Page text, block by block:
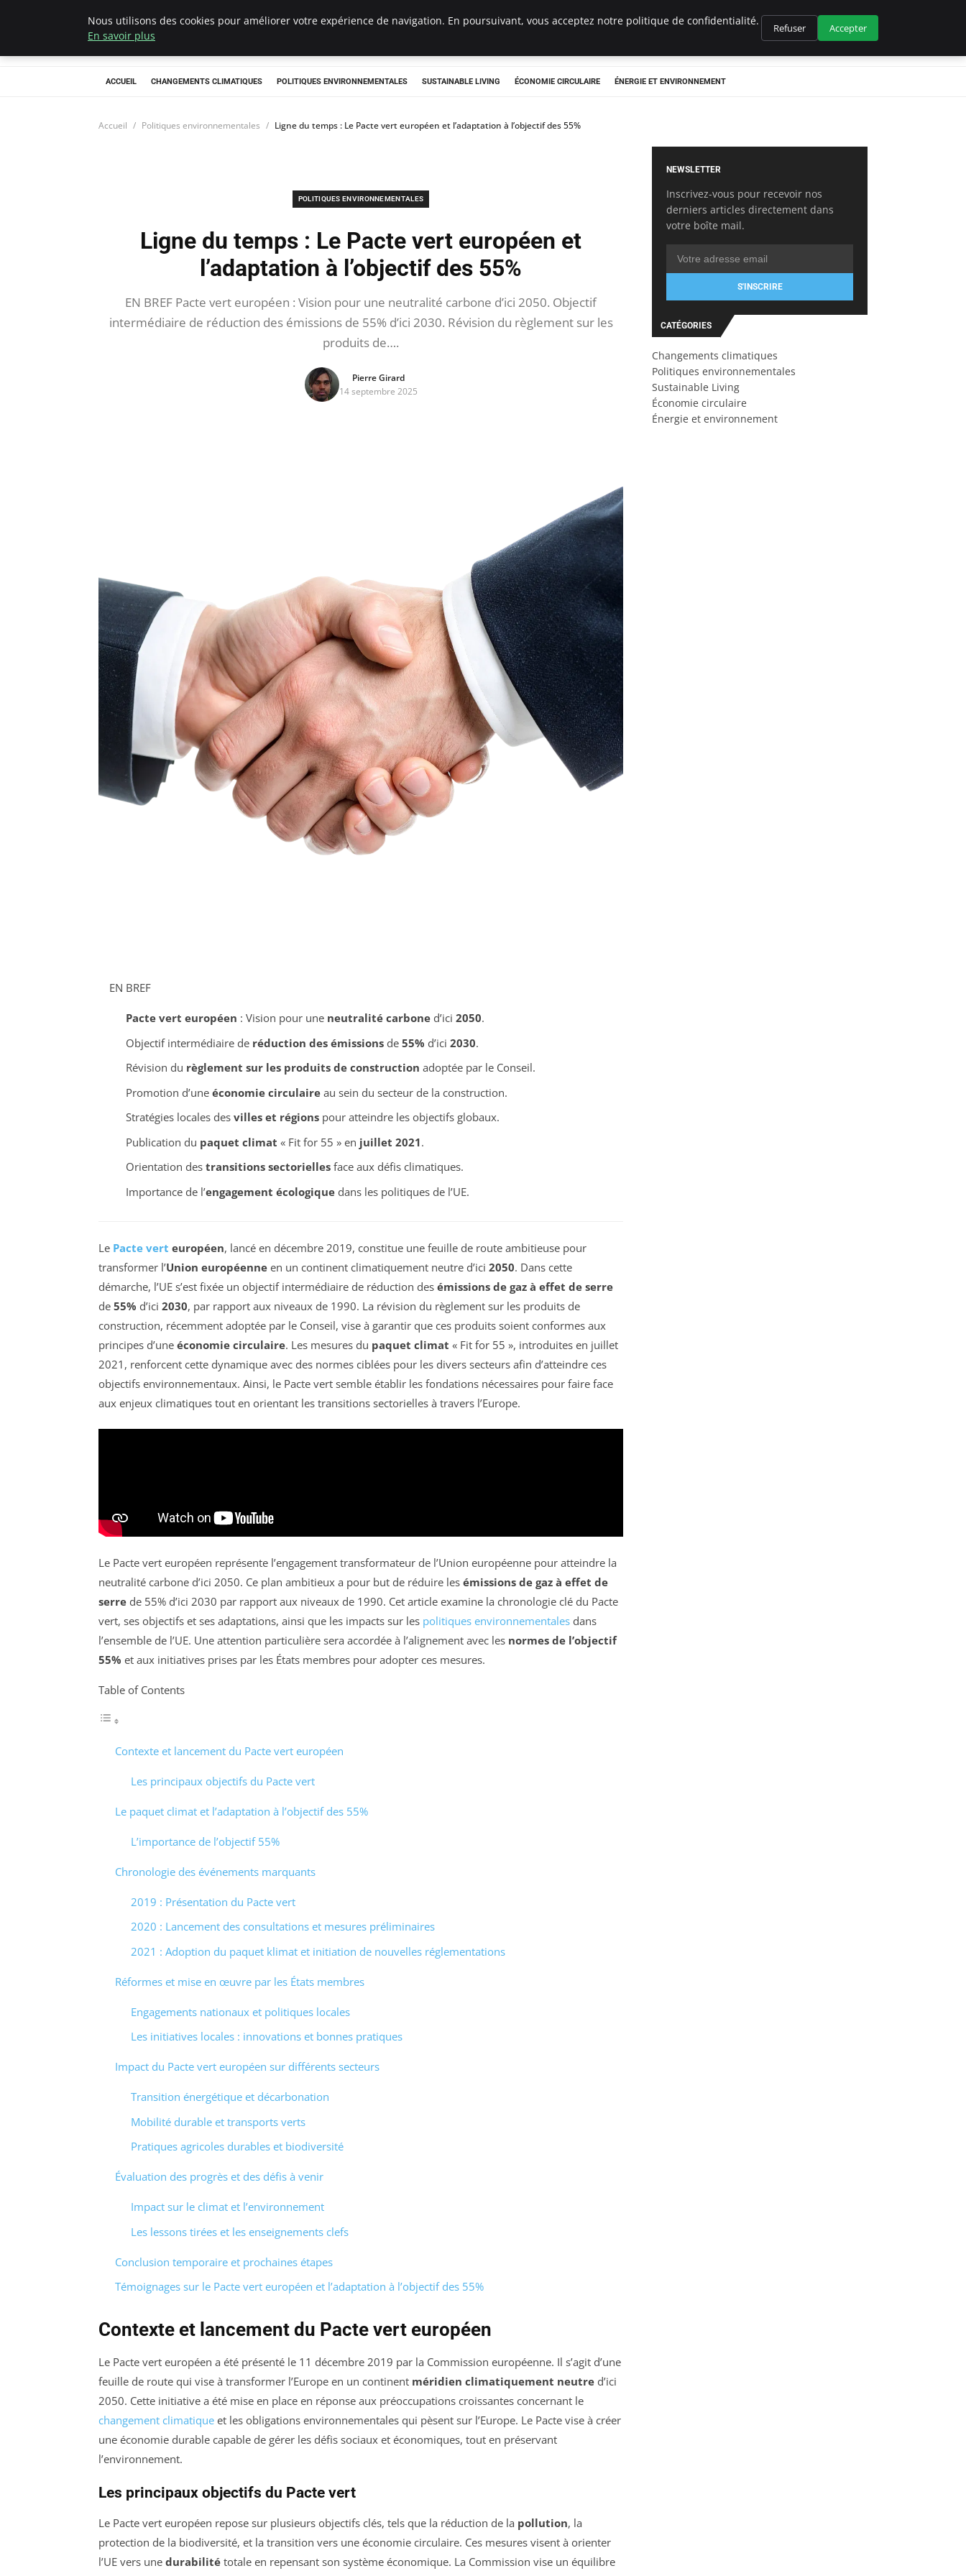
Climategatecountryclub.com
ACCUEIL CHANGEMENTS CLIMATIQUES POLITIQUES ENVIRONNEMENTALES SUSTAINABLE LIVING ÉCONOMIE CIRCULAIRE ÉNERGIE ET ENVIRONNEMENT
Accueil Politiques environnementales Ligne du temps : Le Pacte vert européen et l’adaptation à l’objectif des 55%
POLITIQUES ENVIRONNEMENTALES
Ligne du temps : Le Pacte vert européen et
l’adaptation à l’objectif des 55%
EN BREF Pacte vert européen : Vision pour une neutralité carbone d’ici 2050. Objectif
intermédiaire de réduction des émissions de 55% d’ici 2030. Révision du règlement sur les
produits de….
Pierre Girard
14 septembre 2025
EN BREF
Pacte vert européen : Vision pour une neutralité carboned’ici 2050.
Objectif intermédiaire de réduction des émissionsde 55% d’ici 2030.
Révision du règlement sur les produits de construction adoptée par le Conseil.
Promotion d’une économie circulaireau sein du secteur de la construction.
Stratégies locales des villes et régionspour atteindre les objectifs globaux.
Publication du paquet climat « Fit for 55 » en juillet 2021.
Orientation des transitions sectoriellesface aux défis climatiques.
Importance de l’engagement écologiquedans les politiques de l’UE.
Le Pacte vert européen, lancé en décembre 2019, constitue une feuille de route ambitieuse pour
transformer l’Union européenne en un continent climatiquement neutre d’ici 2050. Dans cette
démarche, l’UE s’est fixée un objectif intermédiaire de réduction des émissions de gaz à effet de serre
de 55% d’ici 2030, par rapport aux niveaux de 1990. La révision du règlement sur les produits de
construction, récemment adoptée par le Conseil, vise à garantir que ces produits soient conformes aux
principes d’une économie circulaire. Les mesures du paquet climat « Fit for 55 », introduites en juillet
2021, renforcent cette dynamique avec des normes ciblées pour les divers secteurs afin d’atteindre ces
objectifs environnementaux. Ainsi, le Pacte vert semble établir les fondations nécessaires pour faire face
aux enjeux climatiques tout en orientant les transitions sectorielles à travers l’Europe.
Le Pacte vert européen représente l’engagement transformateur de l’Union européenne pour atteindre la
neutralité carbone d’ici 2050. Ce plan ambitieux a pour but de réduire les émissions de gaz à effet de
serre de 55% d’ici 2030 par rapport aux niveaux de 1990. Cet article examine la chronologie clé du Pacte
vert, ses objectifs et ses adaptations, ainsi que les impacts sur les politiques environnementales dans
l’ensemble de l’UE. Une attention particulière sera accordée à l’alignement avec les normes de l’objectif
55% et aux initiatives prises par les États membres pour adopter ces mesures.
Table of Contents
Contexte et lancement du Pacte vert européen
Les principaux objectifs du Pacte vert
Le paquet climat et l’adaptation à l’objectif des 55%
L’importance de l’objectif 55%
Chronologie des événements marquants
2019 : Présentation du Pacte vert
2020 : Lancement des consultations et mesures préliminaires
2021 : Adoption du paquet klimat et initiation de nouvelles réglementations
Réformes et mise en œuvre par les États membres
Engagements nationaux et politiques locales
Les initiatives locales : innovations et bonnes pratiques
Impact du Pacte vert européen sur différents secteurs
Transition énergétique et décarbonation
Mobilité durable et transports verts
Pratiques agricoles durables et biodiversité
Évaluation des progrès et des défis à venir
Impact sur le climat et l’environnement
Les lessons tirées et les enseignements clefs
Conclusion temporaire et prochaines étapes
Témoignages sur le Pacte vert européen et l’adaptation à l’objectif des 55%
Contexte et lancement du Pacte vert européen
Le Pacte vert européen a été présenté le 11 décembre 2019 par la Commission européenne. Il s’agit d’une
feuille de route qui vise à transformer l’Europe en un continent méridien climatiquement neutre d’ici
2050. Cette initiative a été mise en place en réponse aux préoccupations croissantes concernant le
changement climatique et les obligations environnementales qui pèsent sur l’Europe. Le Pacte vise à créer
une économie durable capable de gérer les défis sociaux et économiques, tout en préservant
l’environnement.
Les principaux objectifs du Pacte vert
Le Pacte vert européen repose sur plusieurs objectifs clés, tels que la réduction de la pollution, la
protection de la biodiversité, et la transition vers une économie circulaire. Ces mesures visent à orienter
l’UE vers une durabilité totale en repensant son système économique. La Commission vise un équilibre
NEWSLETTER
Inscrivez-vous pour recevoir nos
derniers articles directement dans
votre boîte mail.
S'INSCRIRE
CATÉGORIES
Changements climatiques
Politiques environnementales
Sustainable Living
Économie circulaire
Énergie et environnement
Nous utilisons des cookies pour améliorer votre expérience de navigation. En poursuivant, vous acceptez notre politique de confidentialité.
En savoir plus
Refuser Accepter